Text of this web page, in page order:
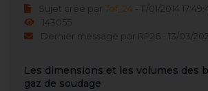
Sujet créé par Tof_24 - 11/01/2014
143055
Dernier message par RP26 - 13/03/
Les dimensions et les volumes des
gaz de soudage